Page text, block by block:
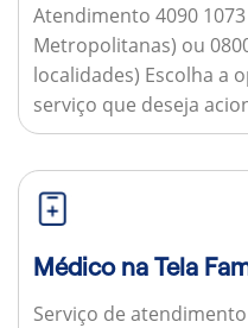
Atendimento 4090
Metropolitanas) ou
localidades) Escolha a
serviço que deseja
Médico na Tela
Serviço de